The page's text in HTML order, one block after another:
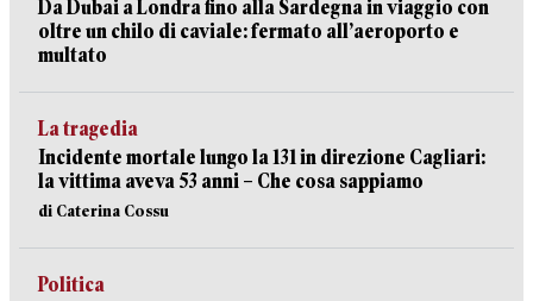
Da Dubai a Londra fino alla Sardegna in viaggio con
oltre un chilo di caviale: fermato all’aeroporto e
multato
La tragedia
Incidente mortale lungo la 131 in direzione Cagliari:
la vittima aveva 53 anni – Che cosa sappiamo
di Caterina Cossu
Politica